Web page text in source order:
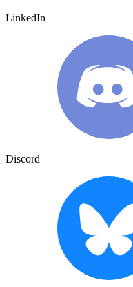
LinkedIn
Discord